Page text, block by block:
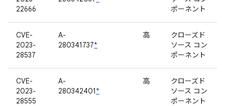
22666
ポーネント
CVE-
2023-
28537
A-
280341737*
高
クローズド
ソース コン
ポーネント
CVE-
2023-
28555
A-
280342401*
高
クローズド
ソース コン
ポーネント